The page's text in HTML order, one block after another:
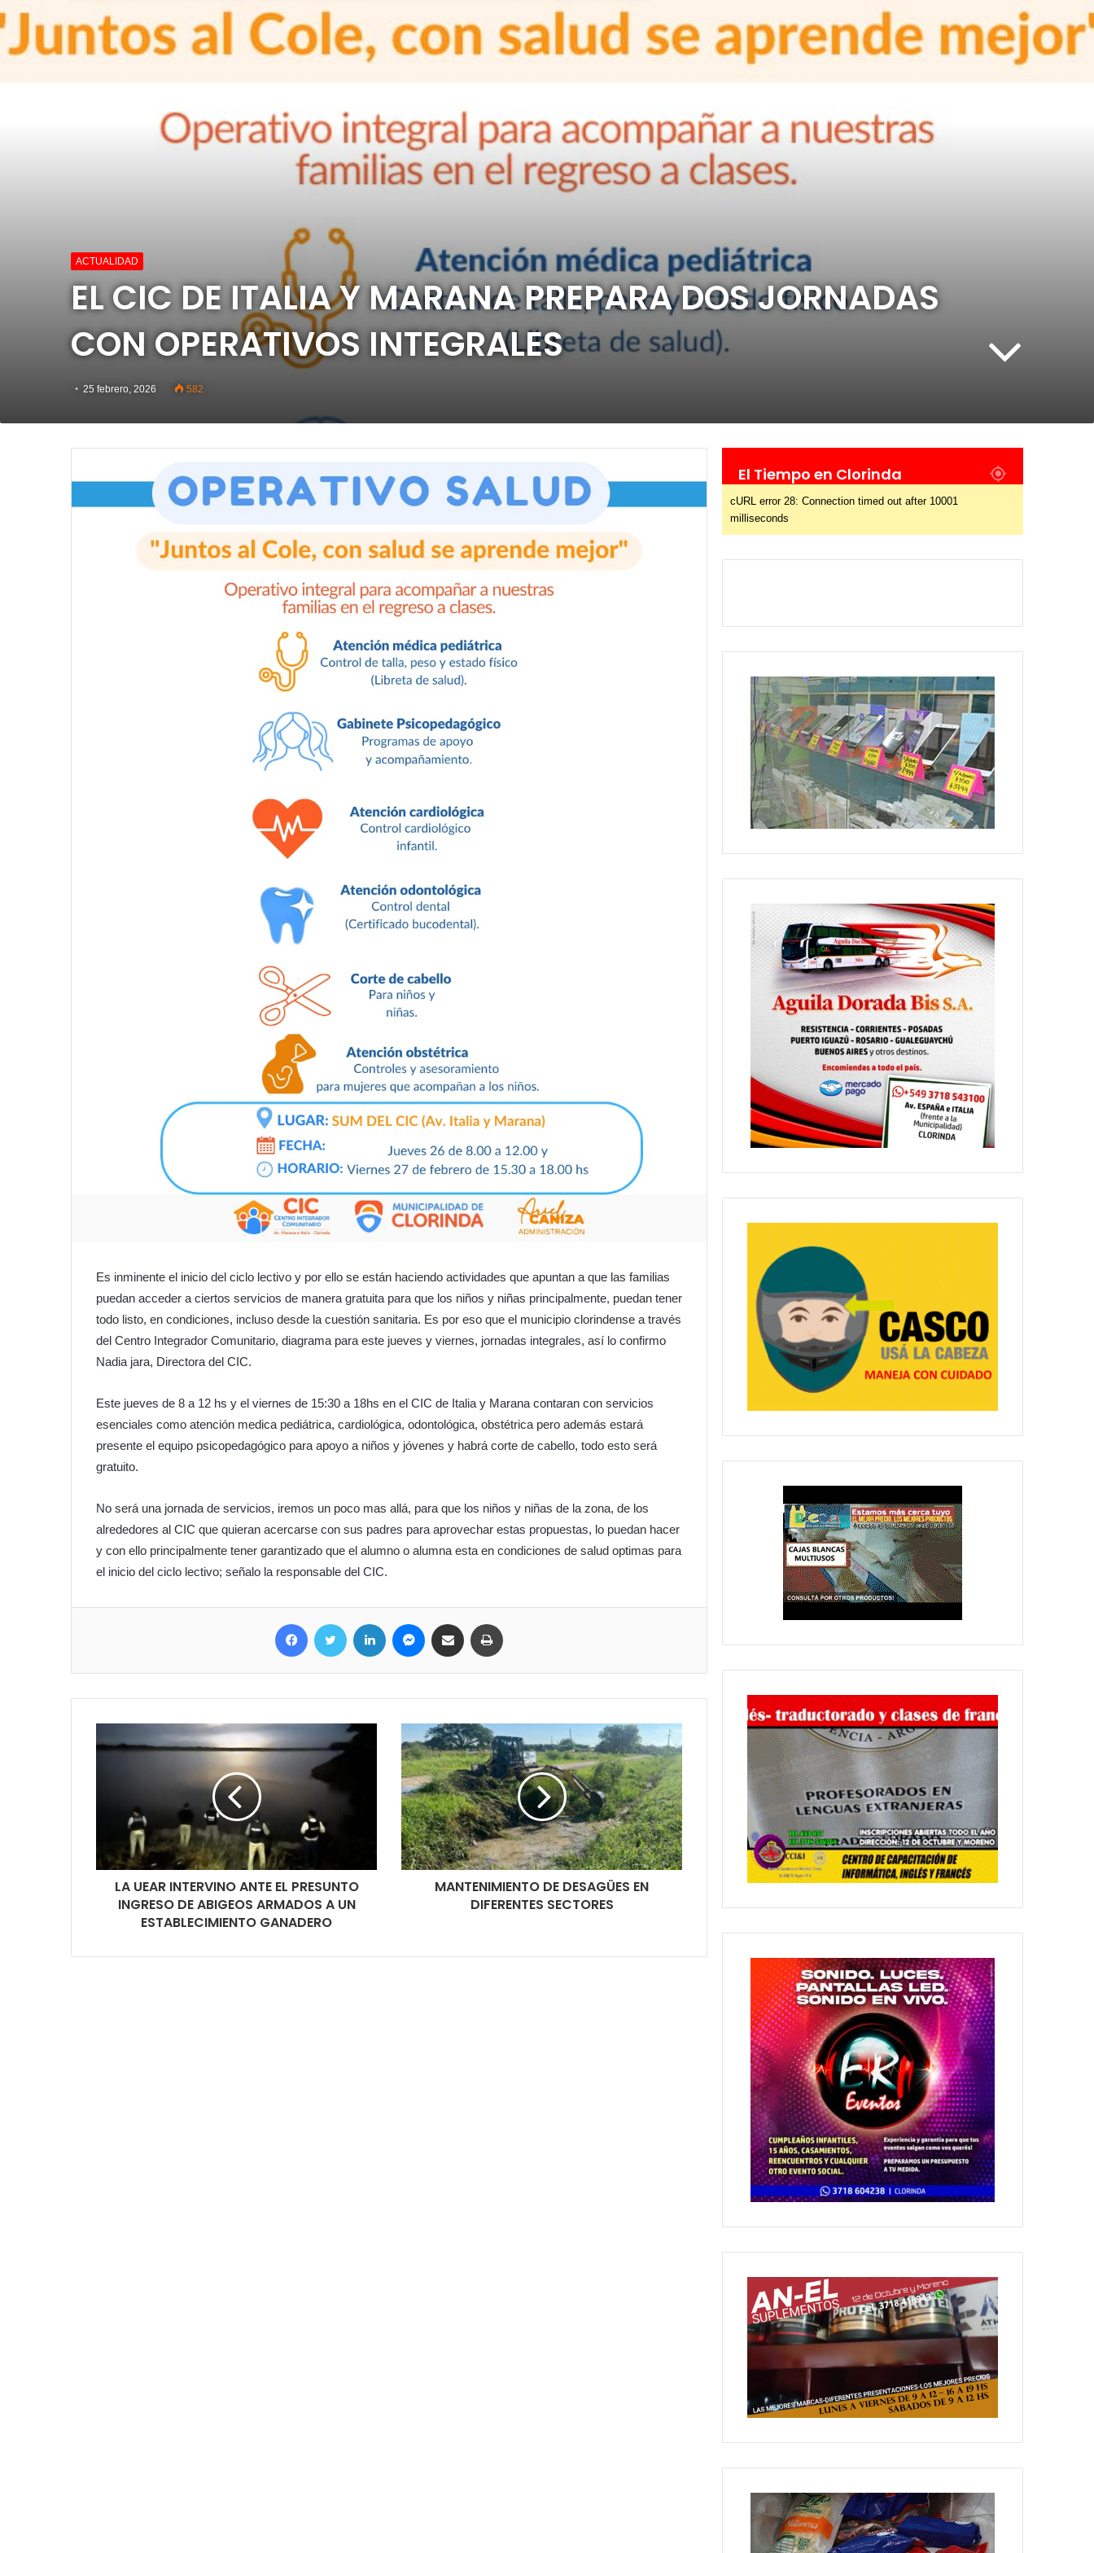
ACTUALIDAD
EL CIC DE ITALIA Y MARANA PREPARA DOS JORNADAS
CON OPERATIVOS INTEGRALES
25 febrero, 2026 582
Es inminente el inicio del ciclo lectivo y por ello se están haciendo actividades que apuntan a que las familias
puedan acceder a ciertos servicios de manera gratuita para que los niños y niñas principalmente, puedan tener
todo listo, en condiciones, incluso desde la cuestión sanitaria. Es por eso que el municipio clorindense a través
del Centro Integrador Comunitario, diagrama para este jueves y viernes, jornadas integrales, así lo confirmo
Nadia jara, Directora del CIC.
Este jueves de 8 a 12 hs y el viernes de 15:30 a 18hs en el CIC de Italia y Marana contaran con servicios
esenciales como atención medica pediátrica, cardiológica, odontológica, obstétrica pero además estará
presente el equipo psicopedagógico para apoyo a niños y jóvenes y habrá corte de cabello, todo esto será
gratuito.
No será una jornada de servicios, iremos un poco mas allá, para que los niños y niñas de la zona, de los
alrededores al CIC que quieran acercarse con sus padres para aprovechar estas propuestas, lo puedan hacer
y con ello principalmente tener garantizado que el alumno o alumna esta en condiciones de salud optimas para
el inicio del ciclo lectivo; señalo la responsable del CIC.
LA UEAR INTERVINO ANTE EL PRESUNTO
INGRESO DE ABIGEOS ARMADOS A UN
ESTABLECIMIENTO GANADERO
MANTENIMIENTO DE DESAGÜES EN
DIFERENTES SECTORES
El Tiempo en Clorinda
cURL error 28: Connection timed out after 10001
milliseconds